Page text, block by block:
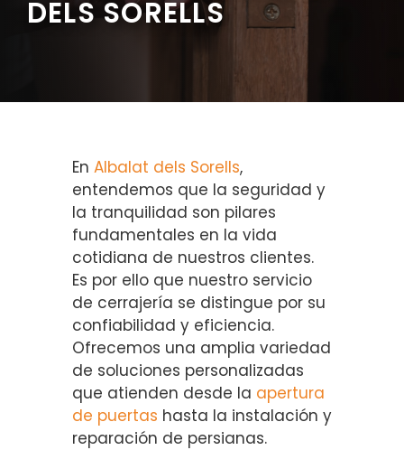
DELS SORELLS
En Albalat dels Sorells,
entendemos que la seguridad y
la tranquilidad son pilares
fundamentales en la vida
cotidiana de nuestros clientes.
Es por ello que nuestro servicio
de cerrajería se distingue por su
confiabilidad y eficiencia.
Ofrecemos una amplia variedad
de soluciones personalizadas
que atienden desde la apertura
de puertas hasta la instalación y
reparación de persianas.